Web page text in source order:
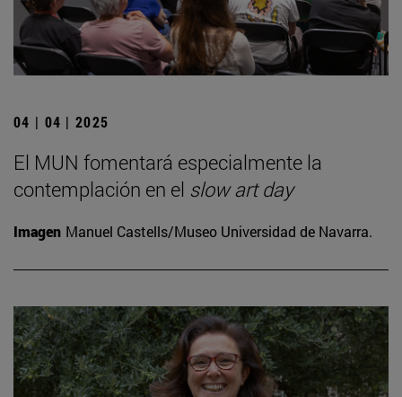
04 | 04 | 2025
El MUN fomentará especialmente la
contemplación en el slow art day
Imagen Manuel Castells/Museo Universidad de Navarra.